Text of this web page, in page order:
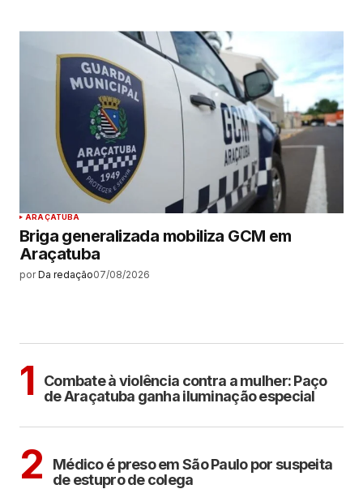
ARAÇATUBA
Briga generalizada mobiliza GCM em
Araçatuba
por Da redação07/08/2026
1
Combate à violência contra a mulher: Paço
de Araçatuba ganha iluminação especial
2
Médico é preso em São Paulo por suspeita
de estupro de colega